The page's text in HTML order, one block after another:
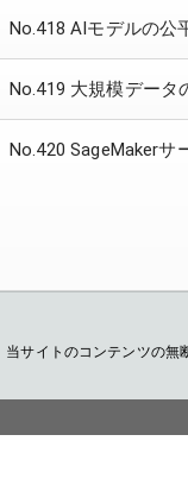
No.418 AIモデルの公
No.419 大規模データ
No.420 SageMakerサ
当サイトのコンテンツの無